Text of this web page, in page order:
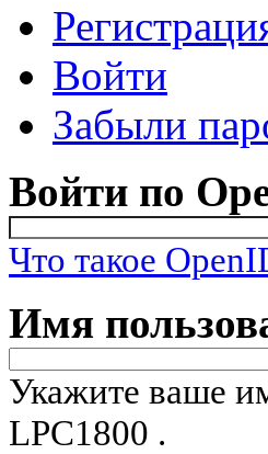
Главные вкладки
Войти
Забыли
Войти по
Что такое
Имя
Укажите ваше
LPC1800 .